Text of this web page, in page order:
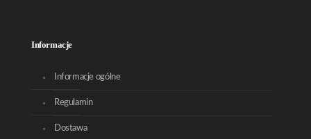
Informacje
Informacje ogólne
Regulamin
Dostawa